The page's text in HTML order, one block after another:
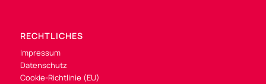
RECHTLICHES
Impressum
Datenschutz
Cookie-Richtlinie (EU)